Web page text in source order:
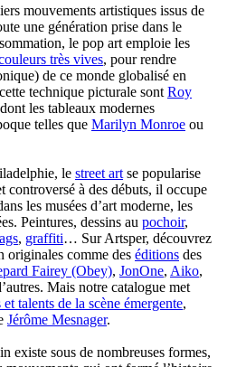
mouvements artistiques issus de
une génération prise dans le
le pop art emploie les
très vives, pour rendre
de ce monde globalisé en
technique picturale sontRoy
les tableaux modernes
telles que Marilyn Monroe ou
le street artse popularise
controversé à des débuts, il occupe
les musées d’art moderne, les
Peintures, dessins au pochoir,
, graffiti… Sur Artsper, découvrez
originales comme des éditions des
Fairey (Obey), JonOne, Aiko,
Mais notre catalogue met
et talents de la scène émergente,
Jérôme Mesnager.
existe sous de nombreuses formes,